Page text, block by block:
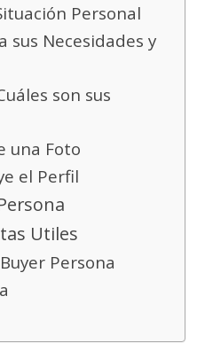
Personal
sus Necesidades y
son sus
una Foto
el Perfil
Utiles
Persona